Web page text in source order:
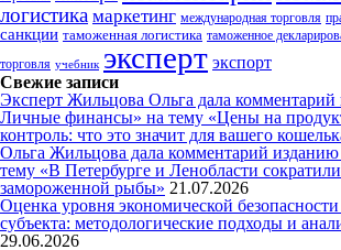
логистика маркетинг международная торговля
санкции таможенная логистика таможенное
торговля учебник эксперт экспорт
Свежие записи
Эксперт Жильцова Ольга дала
Личные финансы» на тему «Цены на
контроль: что это значит для вашего
Ольга Жильцова дала комментарий
тему «В Петербурге и Ленобласти
замороженной рыбы» 21.07.2026
Оценка уровня экономической
субъекта: методологические подходы и
29.06.2026